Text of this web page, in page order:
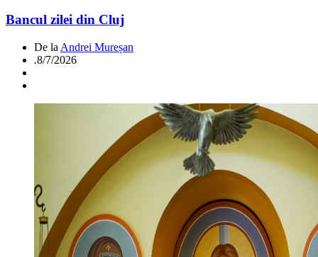
Bancul zilei din Cluj
De la Andrei Mureșan
.8/7/2026